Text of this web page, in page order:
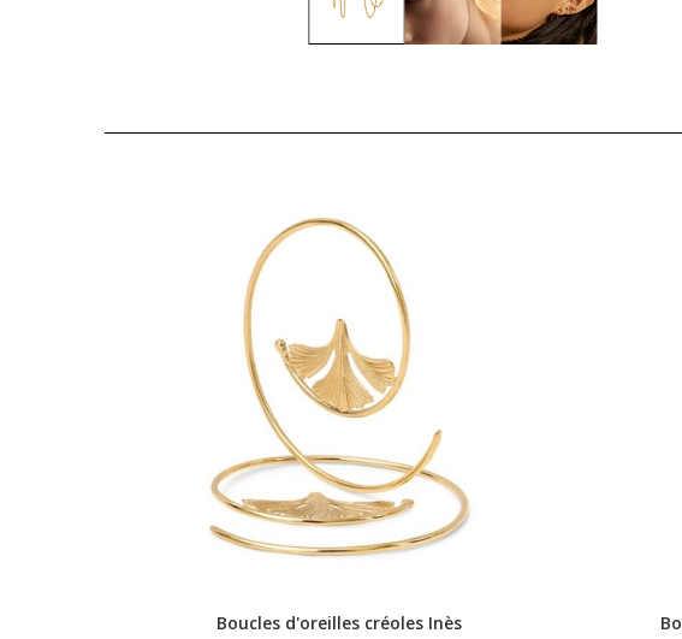
Boucles d'oreilles créoles Inès